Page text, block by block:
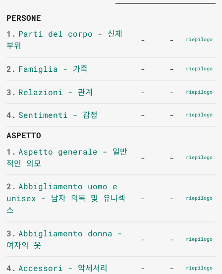
PERSONE
1. Parti del corpo - 신체
부위
- - riepilogo
2. Famiglia - 가족 - - riepilogo
3. Relazioni - 관계 - - riepilogo
4. Sentimenti - 감정 - - riepilogo
ASPETTO
1. Aspetto generale - 일반
적인 외모
- - riepilogo
2. Abbigliamento uomo e
unisex - 남자 의복 및 유니섹
스
- - riepilogo
3. Abbigliamento donna -
여자의 옷
- - riepilogo
4. Accessori - 악세서리 - - riepilogo